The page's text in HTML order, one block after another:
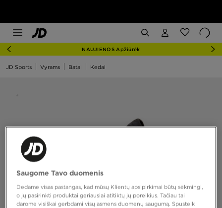
NAUJIENOS Apžiūrėk
JD Sports Vyrams Batai Kedai
Saugome Tavo duomenis
Dedame visas pastangas, kad mūsų Klientų apsipirkimai būtų sėkmingi,
o jų pasirinkti produktai geriausiai atitiktų jų poreikius. Tačiau tai
darome visiškai gerbdami visų asmens duomenų saugumą. Spustelk